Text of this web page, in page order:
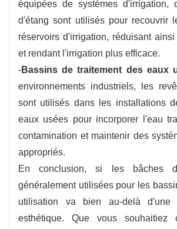
équipées de systèmes d'irrigation,
d'étang sont utilisés pour recouvrir
réservoirs d'irrigation, réduisant
et rendant l'irrigation plus efficace.
-Bassins de traitement des eaux
environnements industriels, les
sont utilisés dans les installations
eaux usées pour incorporer l'eau
contamination et maintenir des
appropriés.
En conclusion, si les bâches
généralement utilisées pour les
utilisation va bien au-delà d'une
esthétique. Que vous souhaitiez